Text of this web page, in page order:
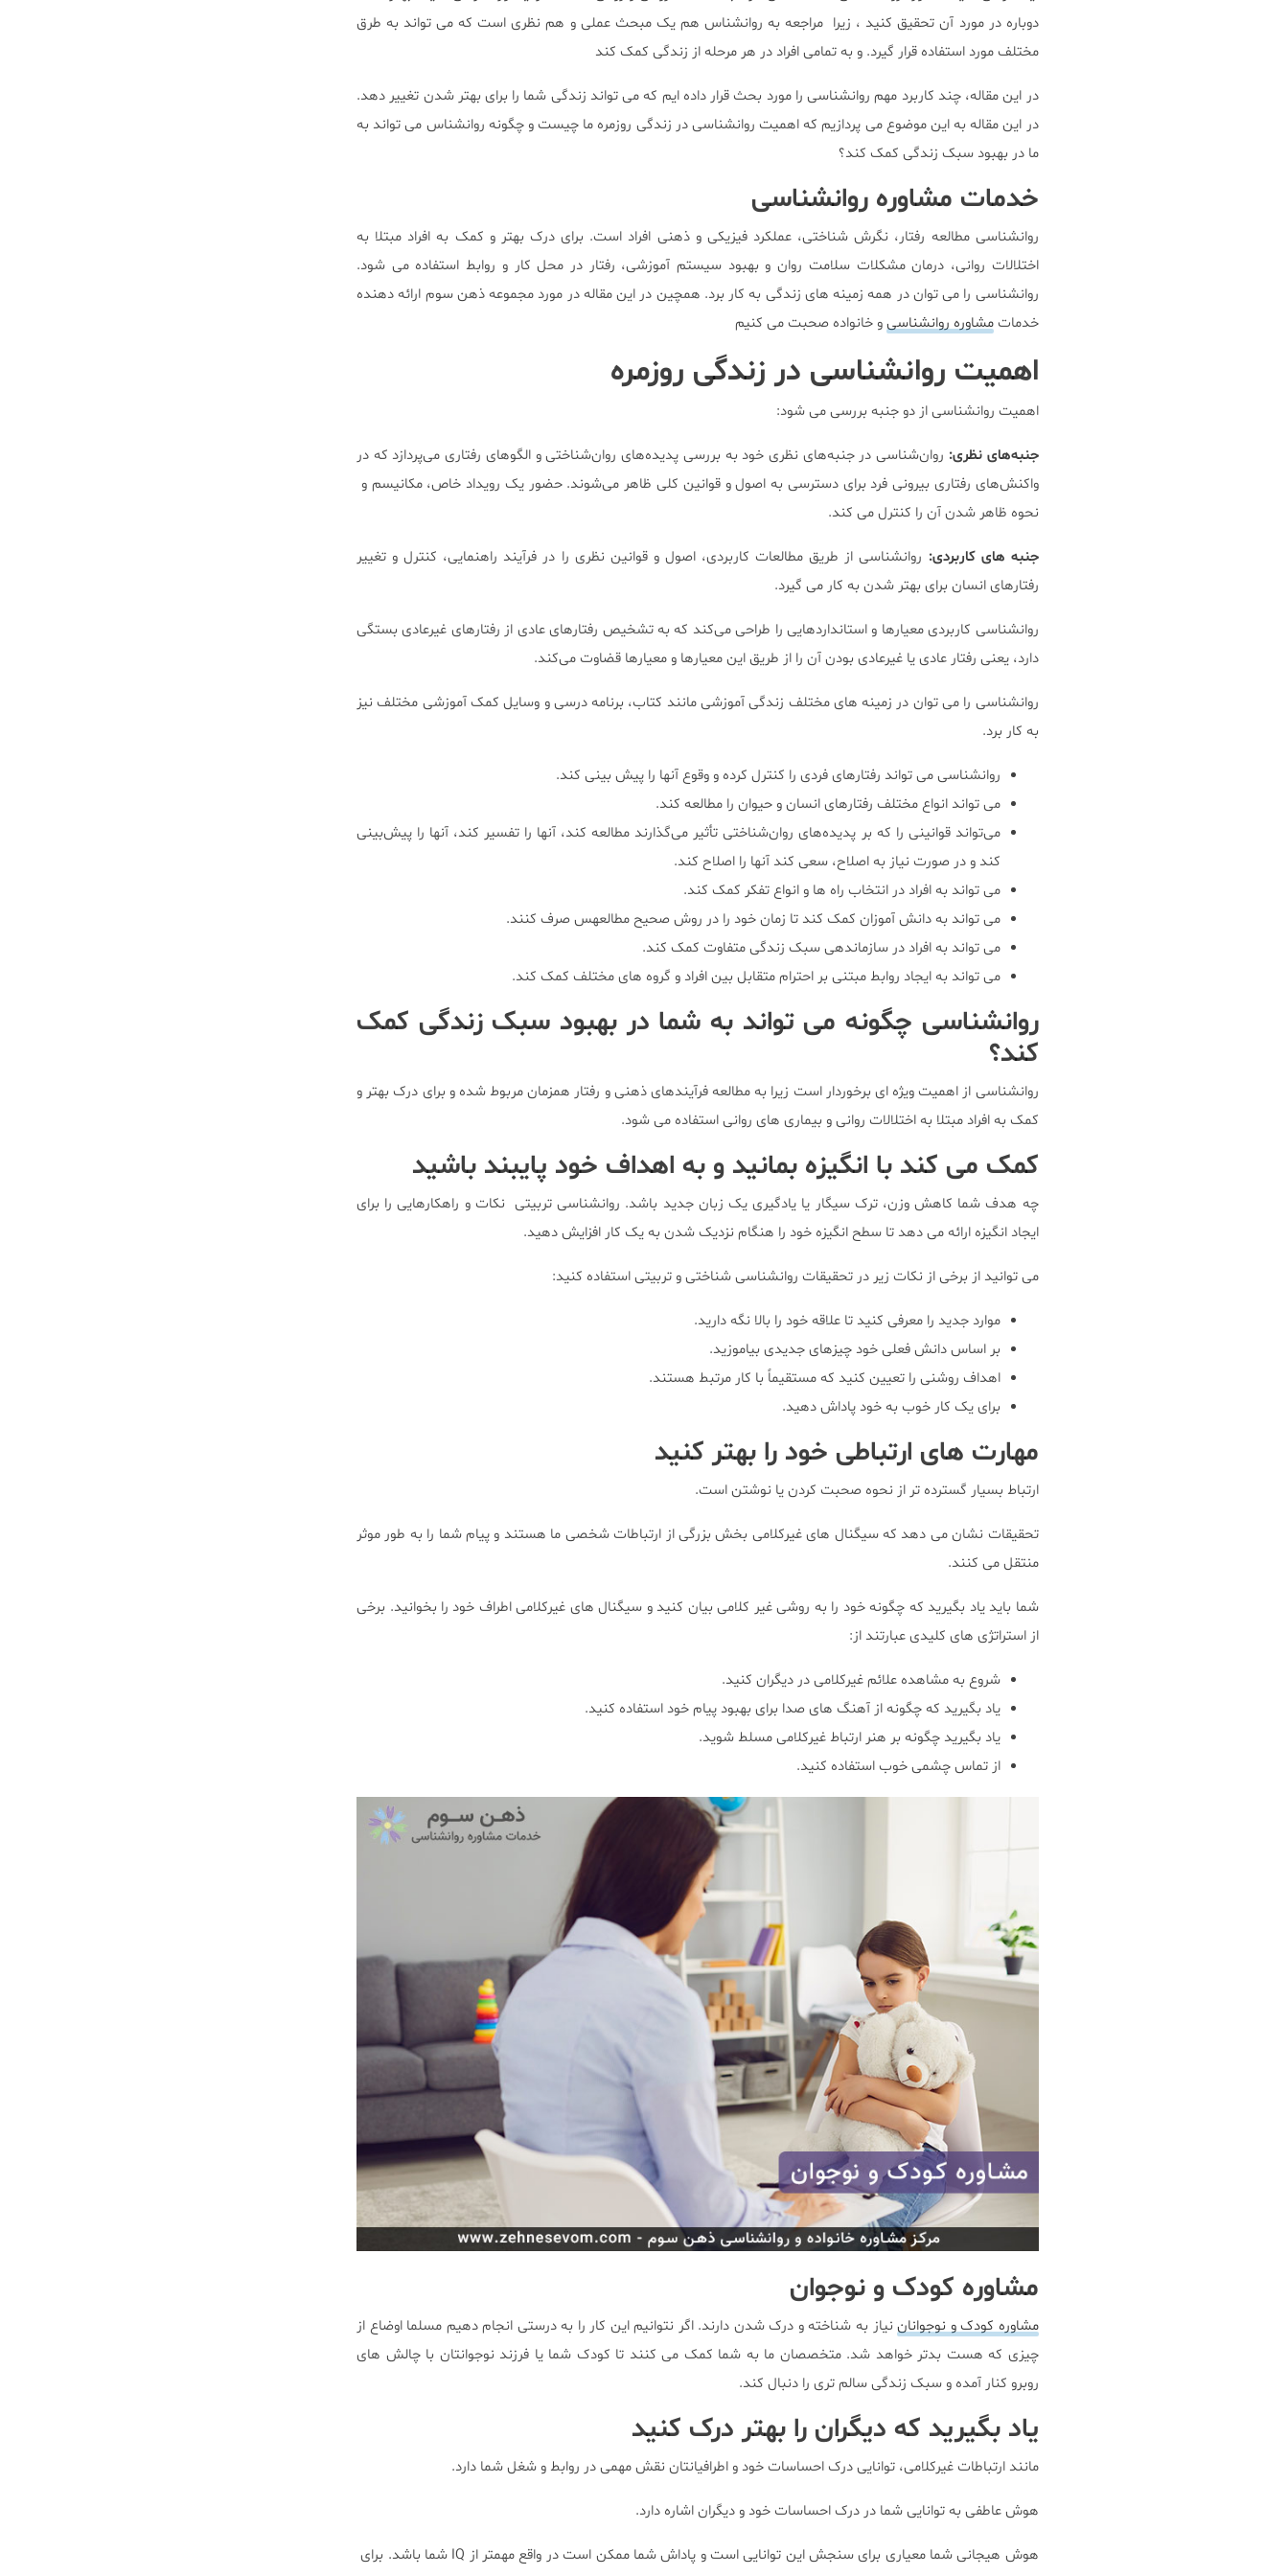
دوباره در مورد آن تحقیق کنید ، زیرا مراجعه به روانشناس هم یک مبحث عملی و هم نظری است که می تواند به طرق
مختلف مورد استفاده قرار گیرد. و به تمامی افراد در هر مرحله از زندگی کمک کند
در این مقاله، چند کاربرد مهم روانشناسی را مورد بحث قرار داده ایم که می تواند زندگی شما را برای بهتر شدن تغییر دهد.
در این مقاله به این موضوع می پردازیم که اهمیت روانشناسی در زندگی روزمره ما چیست و چگونه روانشناس می تواند به
ما در بهبود سبک زندگی کمک کند؟
خدمات مشاوره روانشناسی
روانشناسی مطالعه رفتار، نگرش شناختی، عملکرد فیزیکی و ذهنی افراد است. برای درک بهتر و کمک به افراد مبتلا به
اختلالات روانی، درمان مشکلات سلامت روان و بهبود سیستم آموزشی، رفتار در محل کار و روابط استفاده می شود.
روانشناسی را می توان در همه زمینه های زندگی به کار برد. همچین در این مقاله در مورد مجموعه ذهن سوم ارائه دهنده
خدماتمشاوره روانشناسیو خانواده صحبت می کنیم
اهمیت روانشناسی در زندگی روزمره
اهمیت روانشناسی از دو جنبه بررسی می شود:
جنبه‌های نظری: روان‌شناسی در جنبه‌های نظری خود به بررسی پدیده‌های روان‌شناختی و الگوهای رفتاری می‌پردازد که در
واکنش‌های رفتاری بیرونی فرد برای دسترسی به اصول و قوانین کلی ظاهر می‌شوند. حضور یک رویداد خاص، مکانیسم و ​​
نحوه ظاهر شدن آن را کنترل می کند.
جنبه های کاربردی: روانشناسی از طریق مطالعات کاربردی، اصول و قوانین نظری را در فرآیند راهنمایی، کنترل و تغییر
رفتارهای انسان برای بهتر شدن به کار می گیرد.
روانشناسی کاربردی معیارها و استانداردهایی را طراحی می‌کند که به تشخیص رفتارهای عادی از رفتارهای غیرعادی بستگی
دارد، یعنی رفتار عادی یا غیرعادی بودن آن را از طریق این معیارها و معیارها قضاوت می‌کند.
روانشناسی را می توان در زمینه های مختلف زندگی آموزشی مانند کتاب، برنامه درسی و وسایل کمک آموزشی مختلف نیز
به کار برد.
روانشناسی می تواند رفتارهای فردی را کنترل کرده و وقوع آنها را پیش بینی کند.
می تواند انواع مختلف رفتارهای انسان و حیوان را مطالعه کند.
می‌تواند قوانینی را که بر پدیده‌های روان‌شناختی تأثیر می‌گذارند مطالعه کند، آنها را تفسیر کند، آنها را پیش‌بینی
کند و در صورت نیاز به اصلاح، سعی کند آنها را اصلاح کند.
می تواند به افراد در انتخاب راه ها و انواع تفکر کمک کند.
می تواند به دانش آموزان کمک کند تا زمان خود را در روش صحیح مطالعهس صرف کنند.
می تواند به افراد در سازماندهی سبک زندگی متفاوت کمک کند.
می تواند به ایجاد روابط مبتنی بر احترام متقابل بین افراد و گروه های مختلف کمک کند.
روانشناسی چگونه می تواند به شما در بهبود سبک زندگی کمک
کند؟
روانشناسی از اهمیت ویژه ای برخوردار است زیرا به مطالعه فرآیندهای ذهنی و رفتار همزمان مربوط شده و برای درک بهتر و
کمک به افراد مبتلا به اختلالات روانی و بیماری های روانی استفاده می شود.
کمک می کند با انگیزه بمانید و به اهداف خود پایبند باشید
چه هدف شما کاهش وزن، ترک سیگار یا یادگیری یک زبان جدید باشد. روانشناسی تربیتی نکات و راهکارهایی را برای
ایجاد انگیزه ارائه می دهد تا سطح انگیزه خود را هنگام نزدیک شدن به یک کار افزایش دهید.
می توانید از برخی از نکات زیر در تحقیقات روانشناسی شناختی و تربیتی استفاده کنید:
موارد جدید را معرفی کنید تا علاقه خود را بالا نگه دارید.
بر اساس دانش فعلی خود چیزهای جدیدی بیاموزید.
اهداف روشنی را تعیین کنید که مستقیماً با کار مرتبط هستند.
برای یک کار خوب به خود پاداش دهید.
مهارت های ارتباطی خود را بهتر کنید
ارتباط بسیار گسترده تر از نحوه صحبت کردن یا نوشتن است.
تحقیقات نشان می دهد که سیگنال های غیرکلامی بخش بزرگی از ارتباطات شخصی ما هستند و پیام شما را به طور موثر
منتقل می کنند.
شما باید یاد بگیرید که چگونه خود را به روشی غیر کلامی بیان کنید و سیگنال های غیرکلامی اطراف خود را بخوانید. برخی
از استراتژی های کلیدی عبارتند از:
شروع به مشاهده علائم غیرکلامی در دیگران کنید.
یاد بگیرید که چگونه از آهنگ های صدا برای بهبود پیام خود استفاده کنید.
یاد بگیرید چگونه بر هنر ارتباط غیرکلامی مسلط شوید.
از تماس چشمی خوب استفاده کنید.
مشاوره کودک و نوجوان
مشاوره کودک و نوجواناننیاز به شناخته و درک شدن دارند. اگر نتوانیم این کار را به درستی انجام دهیم مسلما اوضاع از
چیزی که هست بدتر خواهد شد. متخصصان ما به شما کمک می کنند تا کودک شما یا فرزند نوجوانتان با چالش های
روبرو کنار آمده و سبک زندگی سالم تری را دنبال کند.
یاد بگیرید که دیگران را بهتر درک کنید
مانند ارتباطات غیرکلامی، توانایی درک احساسات خود و اطرافیانتان نقش مهمی در روابط و شغل شما دارد.
هوش عاطفی به توانایی شما در درک احساسات خود و دیگران اشاره دارد.
هوش هیجانی شما معیاری برای سنجش این توانایی است و پاداش شما ممکن است در واقع مهمتر از IQ شما باشد. برای